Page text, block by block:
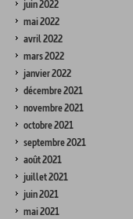
juin 2022
mai 2022
avril 2022
mars 2022
janvier 2022
décembre 2021
novembre 2021
octobre 2021
septembre 2021
août 2021
juillet 2021
juin 2021
mai 2021